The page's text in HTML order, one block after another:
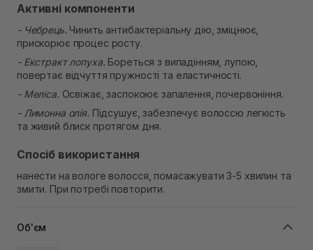
Активні компоненти
- Чебрець. Чинить антибактеріальну дію, зміцнює,
прискорює процес росту.
- Екстракт лопуха. Бореться з випадінням, лупою,
повертає відчуття пружності та еластичності.
- Меліса. Освіжає, заспокоює запалення, почервоніння.
- Лимонна олія. Підсушує, забезпечує волоссю легкість
та живий блиск протягом дня.
Спосіб використання
нанести на вологе волосся, помасажувати 3-5 хвилин та
змити. При потребі повторити.
Об'єм